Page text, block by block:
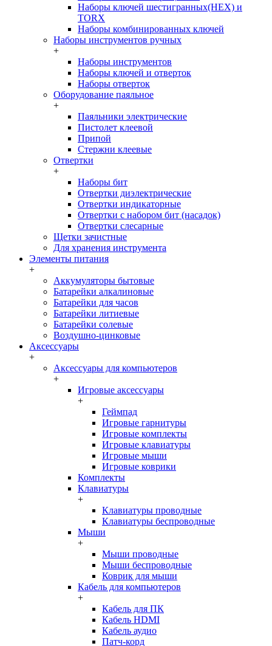
Наборы ключей шестигранных(HEX) и
TORX
Наборы комбинированных ключей
Наборы инструментов ручных
+
Наборы инструментов
Наборы ключей и отверток
Наборы отверток
Оборудование паяльное
+
Паяльники электрические
Пистолет клеевой
Припой
Стержни клеевые
Отвертки
+
Наборы бит
Отвертки диэлектрические
Отвертки индикаторные
Отвертки с набором бит (насадок)
Отвертки слесарные
Щетки зачистные
Для хранения инструмента
Элементы питания
+
Аккумуляторы бытовые
Батарейки алкалиновые
Батарейки для часов
Батарейки литиевые
Батарейки солевые
Воздушно-цинковые
Аксессуары
+
Аксессуары для компьютеров
+
Игровые аксессуары
+
Геймпад
Игровые гарнитуры
Игровые комплекты
Игровые клавиатуры
Игровые мыши
Игровые коврики
Комплекты
Клавиатуры
+
Клавиатуры проводные
Клавиатуры беспроводные
Мыши
+
Мыши проводные
Мыши беспроводные
Коврик для мыши
Кабель для компьютеров
+
Кабель для ПК
Кабель HDMI
Кабель аудио
Патч-корд